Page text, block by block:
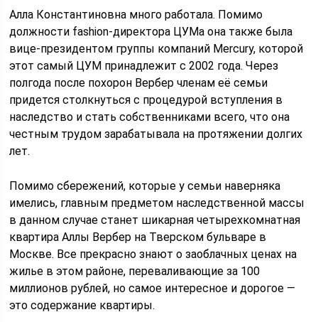
Алла Константиновна много работала. Помимо
должности fashion-директора ЦУМа она также была
вице-президентом группы компаний Mercury, которой
этот самый ЦУМ принадлежит с 2002 года. Через
полгода после похорон Вербер членам её семьи
придется столкнуться с процедурой вступления в
наследство и стать собственниками всего, что она
честным трудом зарабатывала на протяжении долгих
лет.
Помимо сбережений, которые у семьи наверняка
имелись, главным предметом наследственной массы
в данном случае станет шикарная четырехкомнатная
квартира Аллы Вербер на Тверском бульваре в
Москве. Все прекрасно знают о заоблачных ценах на
жилье в этом районе, переваливающие за 100
миллионов рублей, но самое интересное и дорогое —
это содержание квартиры.